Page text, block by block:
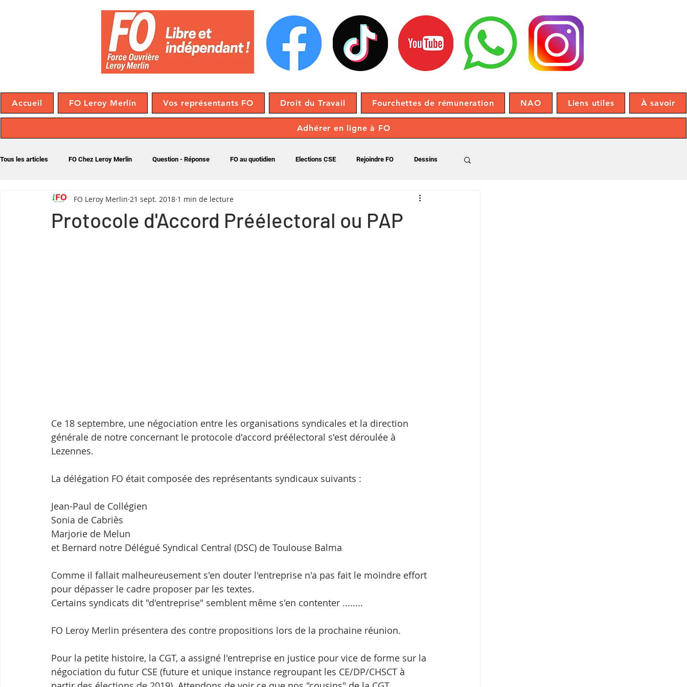
Accueil FO Leroy Merlin Vos représentants FO Droit du Travail Fourchettes de rémuneration NAO Liens utiles À savoir
Adhérer en ligne à FO
Tous les articles FO Chez Leroy Merlin Question - Réponse FO au quotidien Elections CSE Rejoindre FO Dessins
CSEC A savoir NAO
Protocole d'Accord Préélectoral ou PAP
FO Leroy Merlin 21 sept. 2018 1 min de lecture
Ce 18 septembre, une négociation entre les organisations syndicales et la direction
générale de notre concernant le protocole d'accord préélectoral s'est déroulée à
Lezennes.
La délégation FO était composée des représentants syndicaux suivants :
Jean-Paul de Collégien
Sonia de Cabriès
Marjorie de Melun
et Bernard notre Délégué Syndical Central (DSC) de Toulouse Balma
Comme il fallait malheureusement s'en douter l'entreprise n'a pas fait le moindre effort
pour dépasser le cadre proposer par les textes.
Certains syndicats dit "d'entreprise" semblent même s'en contenter ........
FO Leroy Merlin présentera des contre propositions lors de la prochaine réunion.
Pour la petite histoire, la CGT, a assigné l'entreprise en justice pour vice de forme sur la
négociation du futur CSE (future et unique instance regroupant les CE/DP/CHSCT à